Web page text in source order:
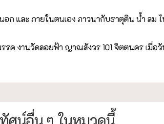
อก และ ภายในตนเอง ภาวนากับธาตุดิน น้ำ ลม
รค งานวัดลอยฟ้า ญาณสังวร 101 จิตตนคร เมื่อ